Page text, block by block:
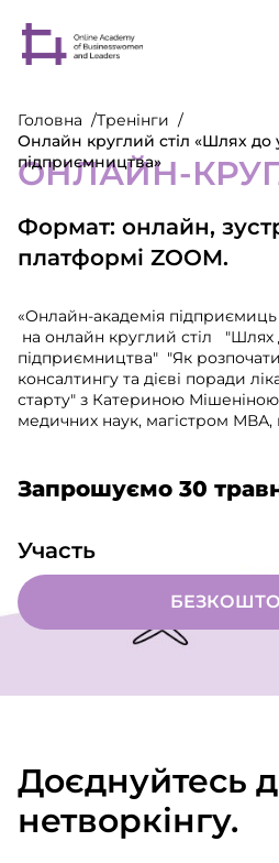
Головна
Тренінги
Онлайн круглий стіл «Шлях до
підприємництва»
ОНЛАЙН-
Формат: онлайн,
платформі ZOOM.
«Онлайн-академія
на онлайн круглий стіл "Шлях
підприємництва" "Як
консалтингу та дієві поради
старту" з Катериною
медичних наук, магістром
Запрошуємо 30
Участь
Доєднуйтесь
нетворкінгу.